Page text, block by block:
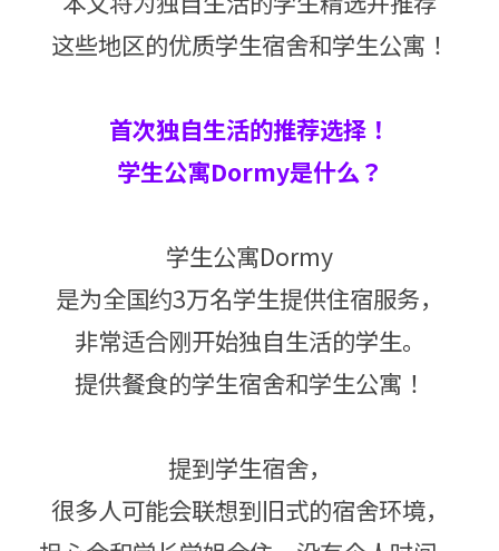
这些地区的优质学生宿舍和学生公寓！
首次独自生活的推荐选择！
学生公寓Dormy是什么？
学生公寓Dormy
是为全国约3万名学生提供住宿服务，
非常适合刚开始独自生活的学生。
提供餐食的学生宿舍和学生公寓！
提到学生宿舍，
很多人可能会联想到旧式的宿舍环境，